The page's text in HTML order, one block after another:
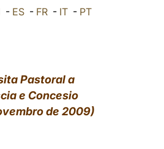
العربيّة - ES - FR - IT - PT
Pastoral a
e Concesio
de 2009)